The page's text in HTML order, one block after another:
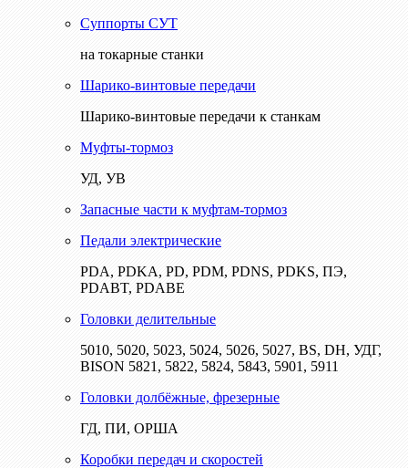
Суппорты СУТ
на токарные станки
Шарико-винтовые передачи
Шарико-винтовые передачи к станкам
Муфты-тормоз
УД, УВ
Запасные части к муфтам-тормоз
Педали электрические
PDA, PDKA, PD, PDM, PDNS, PDKS, ПЭ,
PDABT, PDABE
Головки делительные
5010, 5020, 5023, 5024, 5026, 5027, BS, DH, УДГ,
BISON 5821, 5822, 5824, 5843, 5901, 5911
Головки долбёжные, фрезерные
ГД, ПИ, ОРША
Коробки передач и скоростей